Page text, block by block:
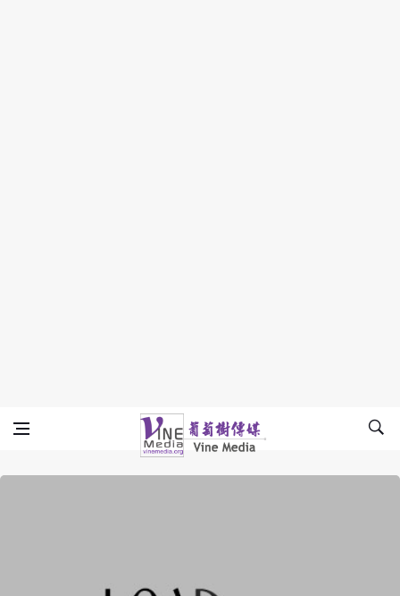
Vine Media
葡萄樹傳媒